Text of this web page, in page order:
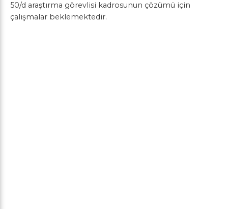
50/d araştırma görevlisi kadrosunun çözümü için
çalışmalar beklemektedir.